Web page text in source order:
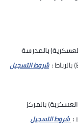
بالمدرسة
شروط التسجيل
بالمركز
شروط التسجيل